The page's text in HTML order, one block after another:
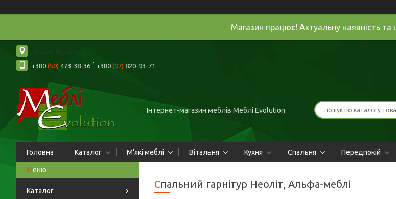
Магазин працює! Актуальну наявність та
Дніпро, Україна
+380 (50) 473-38-36 +380 (97) 820-93-71
Інтернет-магазин меблів Меблі Evolution
Головна Каталог М'які меблі Вітальня Кухня Спальня Передпокій
Каталог
Спальний гарнітур Неоліт, Альфа-меблі